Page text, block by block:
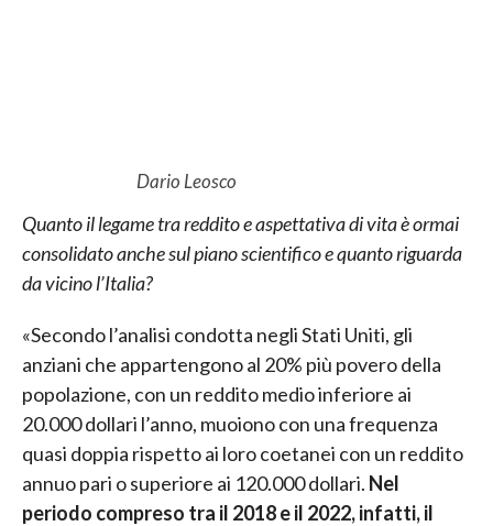
Dario Leosco
Quanto il legame tra reddito e aspettativa di vita è ormai
consolidato anche sul piano scientifico e quanto riguarda
da vicino l’Italia?
«Secondo l’analisi condotta negli Stati Uniti, gli
anziani che appartengono al 20% più povero della
popolazione, con un reddito medio inferiore ai
20.000 dollari l’anno, muoiono con una frequenza
quasi doppia rispetto ai loro coetanei con un reddito
annuo pari o superiore ai 120.000 dollari. Nel
periodo compreso tra il 2018 e il 2022, infatti, il